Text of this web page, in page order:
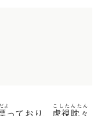
よ
っており、 虎視眈々
こしたんたん